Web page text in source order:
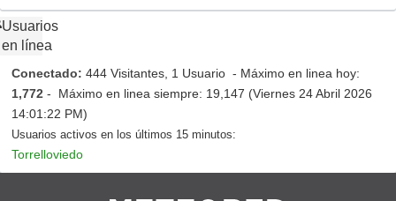
Usuarios
en línea
Conectado: 444 Visitantes, 1 Usuario - Máximo en linea hoy:
1,772 - Máximo en linea siempre: 19,147 (Viernes 24 Abril 2026
14:01:22 PM)
Usuarios activos en los últimos 15 minutos:
Torrelloviedo